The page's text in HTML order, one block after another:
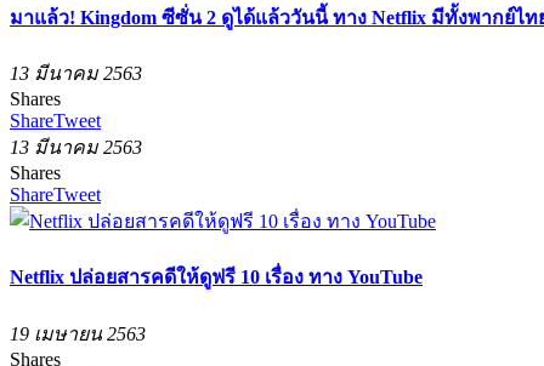
มาแล้ว! Kingdom ซีซั่น 2 ดูได้แล้ววันนี้ ทาง Netflix มีทั้งพากย์ไ
13 มีนาคม 2563
Shares
ShareTweet
13 มีนาคม 2563
Shares
ShareTweet
Netflix ปล่อยสารคดีให้ดูฟรี 10 เรื่อง ทาง YouTube
19 เมษายน 2563
Shares